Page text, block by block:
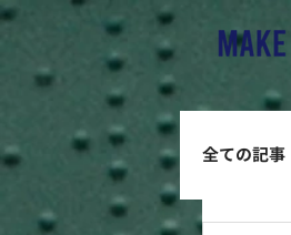
全ての記事